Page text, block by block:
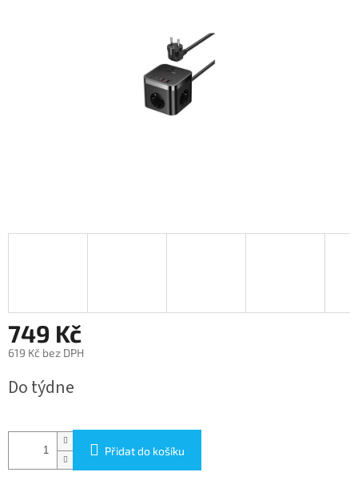
749 Kč
619 Kč bez DPH
cena:
Do týdne
Přidat do košíku